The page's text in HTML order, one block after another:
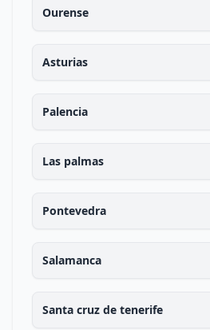
Ourense
Asturias
Palencia
Las palmas
Pontevedra
Salamanca
Santa cruz de tenerife